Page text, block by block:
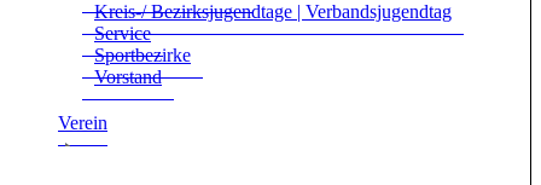
Kreis-/ Bezirks­ju­gend­tage | Ver­bands­ju­gend­tag
Ser­vice
Sport­be­zirke
Vor­stand
Ver­ein